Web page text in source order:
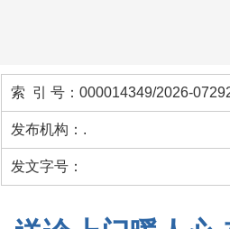
索 引 号：000014349/2026-
发布机构：.
发文字号：